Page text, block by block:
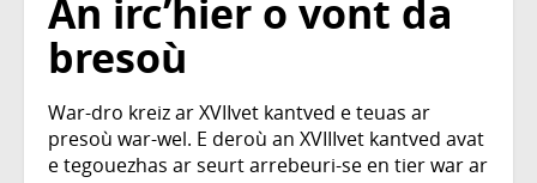
An irc’hier o vont da
bresoù
War-dro kreiz ar XVIIvet kantved e teuas ar
presoù war-wel. E deroù an XVIIIvet kantved avat
e tegouezhas ar seurt arrebeuri-se en tier war ar